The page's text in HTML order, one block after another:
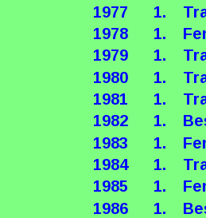
1977
1.
1978
1.
1979
1.
1980
1.
1981
1.
1982
1.
1983
1.
1984
1.
1985
1.
1986
1.